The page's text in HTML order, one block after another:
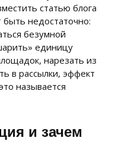
статью блога
недостаточно:
безумной
единицу
нарезать из
в рассылки, эффект
называется
и зачем